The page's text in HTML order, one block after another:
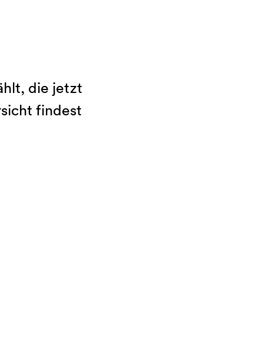
die jetzt
findest